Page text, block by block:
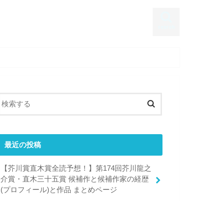
最近の投稿
【芥川賞直木賞全読予想！】第174回芥川龍之
介賞・直木三十五賞 候補作と候補作家の経歴
(プロフィール)と作品 まとめページ